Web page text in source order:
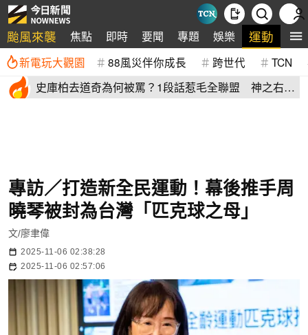
颱風來襲 焦點 即時 要聞 專題 娛樂 運動 全
新電玩大觀園 88風災伴你成長 跨世代 TCN
史庫柏去道奇為何被罵？1段話惹毛全聯盟 神之右
專訪／打造新全民運動！幕後推手周
曉琴被封為台灣「匹克球之母」
文/廖聿偉
2025-11-06 02:38:28
2025-11-06 02:57:06